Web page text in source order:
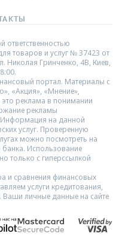
товаров и услуг № 37423 от
Николая Гринченко, 4В, Киев,
портал. Материалы с
«Акция», «Мнение»,
это реклама в понимании
рекламы
Информация на данной
услуг. Проверенную
можно посмотреть на
Использование
только с гиперссылкой
и сравнения финансовых
услуги кредитования,
Ваши личные данные на сайте